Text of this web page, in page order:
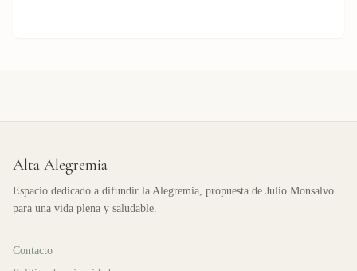
Alta Alegremia
Espacio dedicado a difundir la Alegremia, propuesta de Julio Monsalvo
para una vida plena y saludable.
Contacto